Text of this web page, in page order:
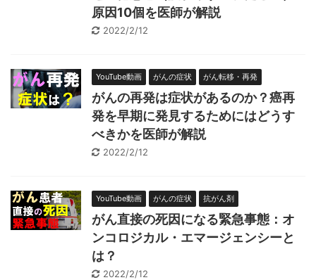
原因10個を医師が解説
2022/2/12
YouTube動画 がんの症状 がん転移・再発
がんの再発は症状があるのか？癌再
発を早期に発見するためにはどうす
べきかを医師が解説
2022/2/12
YouTube動画 がんの症状 抗がん剤
がん直接の死因になる緊急事態：オ
ンコロジカル・エマージェンシーと
は？
2022/2/12